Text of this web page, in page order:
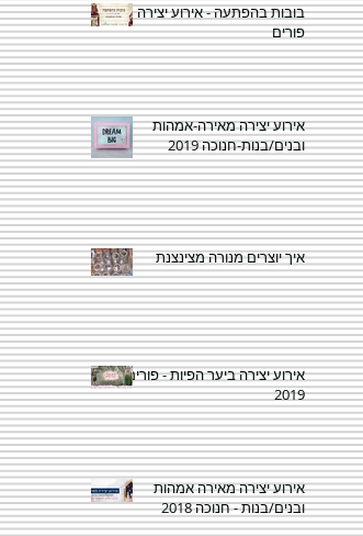
בובות בהפתעה - אירוע יצירה
פורים
אירוע יצירה מאירה-אמהות
ובנים/בנות-חנוכה 2019
איך יוצרים מנורה מצינצנת
אירוע יצירה ביער הפיות - פורים
2019
אירוע יצירה מאירה אמהות
ובנים/בנות - חנוכה 2018